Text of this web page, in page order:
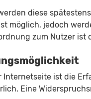
diese
möglich, jedoch
zum Nutzer ist
ist die
Eine